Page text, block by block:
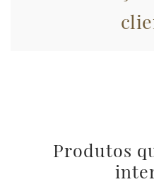
Produtos